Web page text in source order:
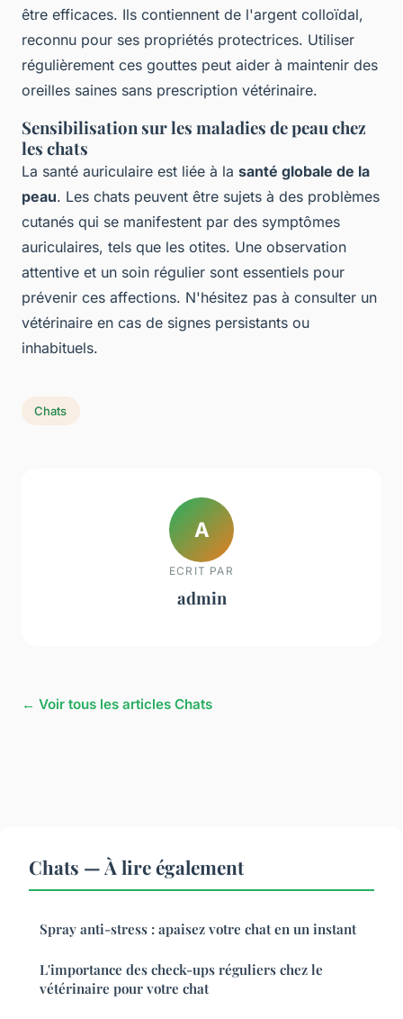
être efficaces. Ils contiennent de l'argent colloïdal,
reconnu pour ses propriétés protectrices. Utiliser
régulièrement ces gouttes peut aider à maintenir des
oreilles saines sans prescription vétérinaire.
Sensibilisation sur les maladies de peau chez
les chats
La santé auriculaire est liée à la santé globale de la
peau. Les chats peuvent être sujets à des problèmes
cutanés qui se manifestent par des symptômes
auriculaires, tels que les otites. Une observation
attentive et un soin régulier sont essentiels pour
prévenir ces affections. N'hésitez pas à consulter un
vétérinaire en cas de signes persistants ou
inhabituels.
Chats
A
ECRIT PAR
admin
← Voir tous les articles Chats
Chats — À lire également
Spray anti-stress : apaisez votre chat en un instant
L'importance des check-ups réguliers chez le
vétérinaire pour votre chat